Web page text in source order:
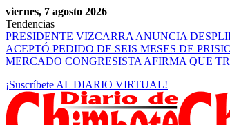
viernes, 7 agosto 2026
Tendencias
PRESIDENTE VIZCARRA ANUNCIA
ACEPTÓ PEDIDO DE SEIS MESES DE
MERCADO CONGRESISTA AFIRMA QUE
¡Suscríbete AL DIARIO VIRTUAL!